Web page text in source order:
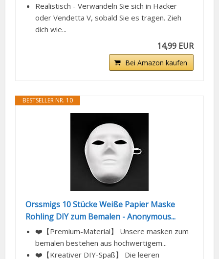
Realistisch - Verwandeln Sie sich in Hacker
oder Vendetta V, sobald Sie es tragen. Zieh
dich wie...
14,99 EUR
Bei Amazon kaufen
BESTSELLER NR. 10
Orssmigs 10 Stücke Weiße Papier Maske
Rohling DIY zum Bemalen - Anonymous...
❤️【Premium-Material】 Unsere masken zum
bemalen bestehen aus hochwertigem...
❤️【Kreativer DIY-Spaß】 Die leeren